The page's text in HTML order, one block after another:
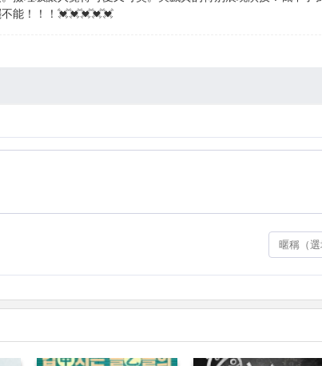
能！！！💓💓💓💓💓